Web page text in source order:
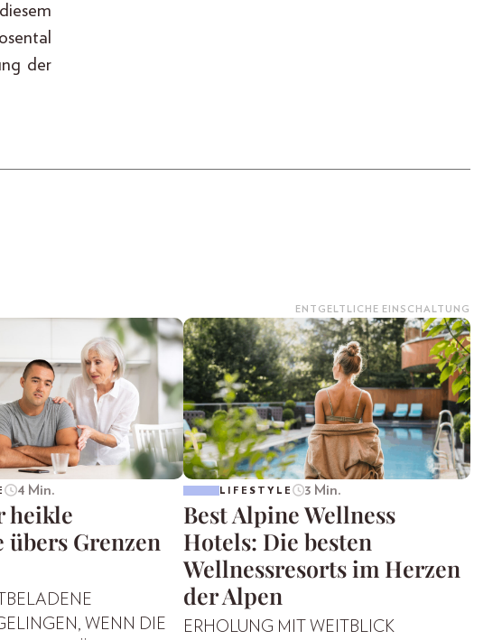
der
4 Min.
heikle
übers Grenzen
WENN DIE
ENTGELTLICHE EINSCHALTUNG
LIFESTYLE 3 Min.
Best Alpine Wellness
Hotels: Die besten
Wellnessresorts im Herzen
der Alpen
ERHOLUNG MIT WEITBLICK